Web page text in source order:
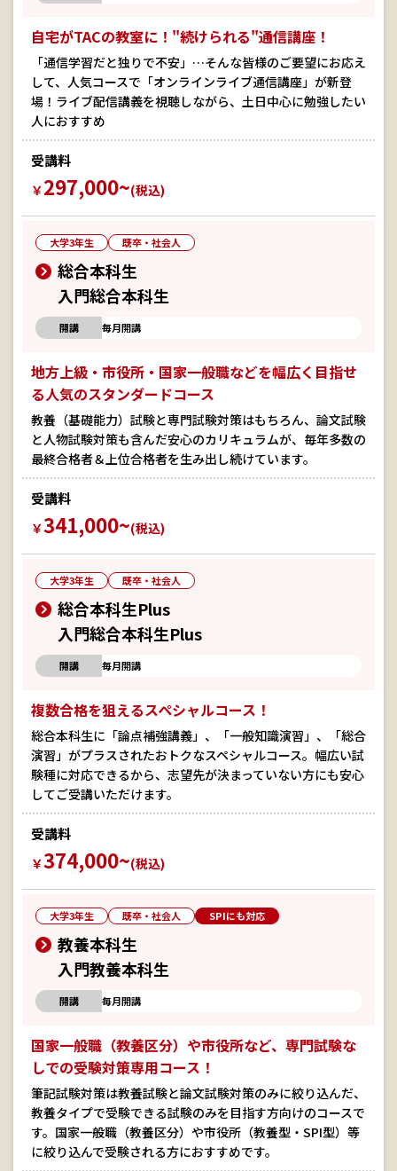
自宅がTACの教室に！"続けられる"通信講座！
「通信学習だと独りで不安」…そんな皆様のご要望にお応え
して、人気コースで「オンラインライブ通信講座」が新登
場！ライブ配信講義を視聴しながら、土日中心に勉強したい
人におすすめ
受講料
￥297,000~(税込)
大学3年生 既卒・社会人
総合本科生
入門総合本科生
開講 毎月開講
地方上級・市役所・国家一般職などを幅広く目指せ
る人気のスタンダードコース
教養（基礎能力）試験と専門試験対策はもちろん、論文試験
と人物試験対策も含んだ安心のカリキュラムが、毎年多数の
最終合格者＆上位合格者を生み出し続けています。
受講料
￥341,000~(税込)
大学3年生 既卒・社会人
総合本科生Plus
入門総合本科生Plus
開講 毎月開講
複数合格を狙えるスペシャルコース！
総合本科生に「論点補強講義」、「一般知識演習」、「総合
演習」がプラスされたおトクなスペシャルコース。幅広い試
験種に対応できるから、志望先が決まっていない方にも安心
してご受講いただけます。
受講料
￥374,000~(税込)
大学3年生 既卒・社会人 SPIにも対応
教養本科生
入門教養本科生
開講 毎月開講
国家一般職（教養区分）や市役所など、専門試験な
しでの受験対策専用コース！
筆記試験対策は教養試験と論文試験対策のみに絞り込んだ、
教養タイプで受験できる試験のみを目指す方向けのコースで
す。国家一般職（教養区分）や市役所（教養型・SPI型）等
に絞り込んで受験される方におすすめです。